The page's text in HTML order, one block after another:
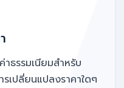
ธรรมเนียมสำหรับ
เปลี่ยนแปลงราคาใดๆ